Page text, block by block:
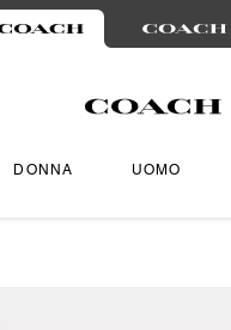
DONNA UOMO